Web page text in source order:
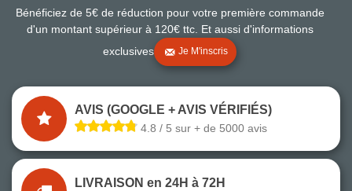
Bénéficiez de 5€ de réduction pour votre première commande
d'un montant supérieur à 120€ ttc. Et aussi d'informations
exclusives
Je M'inscris
AVIS (GOOGLE + AVIS VÉRIFIÉS)
4.8 / 5 sur + de 5000 avis
LIVRAISON en 24H à 72H